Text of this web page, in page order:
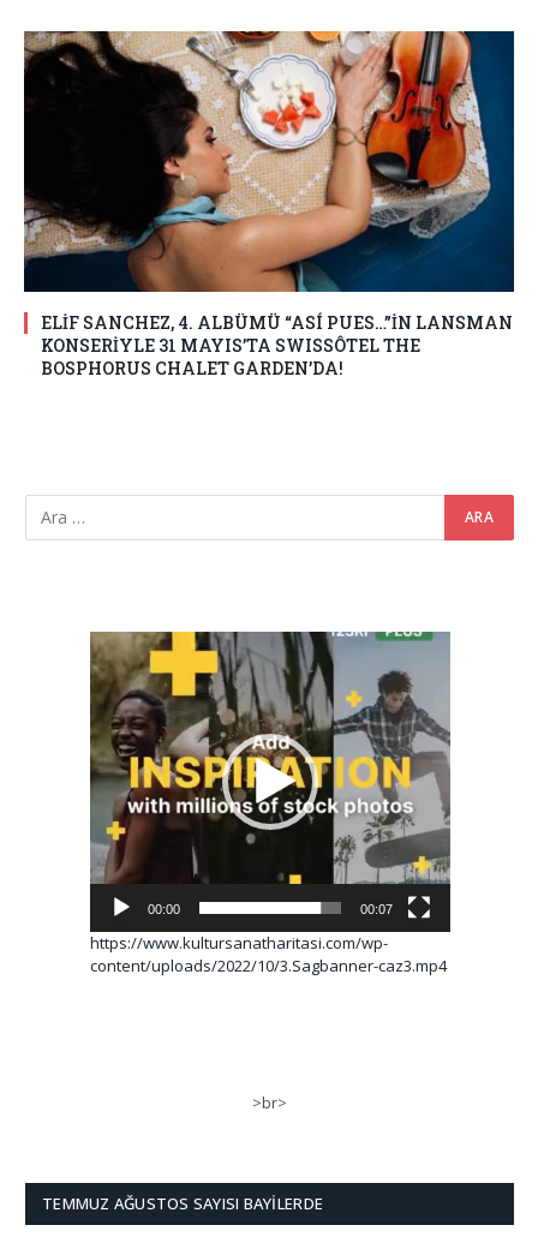
ELİF SANCHEZ, 4. ALBÜMÜ “ASÍ PUES…”İN LANSMAN
KONSERİYLE 31 MAYIS’TA SWISSÔTEL THE
BOSPHORUS CHALET GARDEN’DA!
Video
oynatıcı
00:00 00:07
https://www.kultursanatharitasi.com/wp-
content/uploads/2022/10/3.Sagbanner-caz3.mp4
>br>
TEMMUZ AĞUSTOS SAYISI BAYILERDE